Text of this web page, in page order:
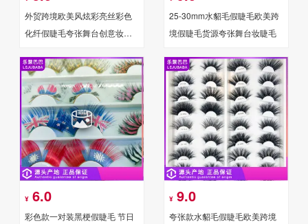
外贸跨境欧美风炫彩亮丝彩色
化纤假睫毛夸张舞台创意妆黑
25-30mm水貂毛假睫毛欧美跨
境假睫毛货源夸张舞台妆睫毛
¥ 6.0
彩色款一对装黑梗假睫毛 节日
¥ 9.0
夸张款水貂毛假睫毛欧美跨境